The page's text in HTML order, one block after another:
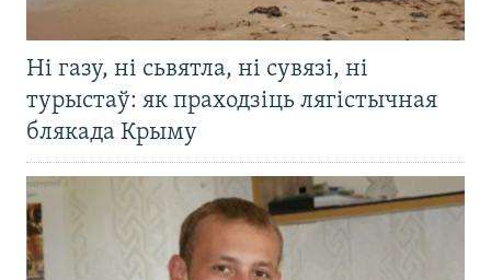
Ні газу, ні сьвятла, ні сувязі, ні
турыстаў: як праходзіць лягістычная
блякада Крыму